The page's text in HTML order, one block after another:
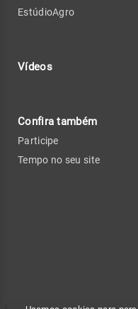
EstúdioAgro
Vídeos
Confira também
Participe
Tempo no seu site